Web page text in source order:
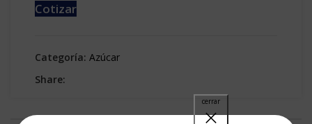
Cotizar
Categoría: Azúcar
Share: